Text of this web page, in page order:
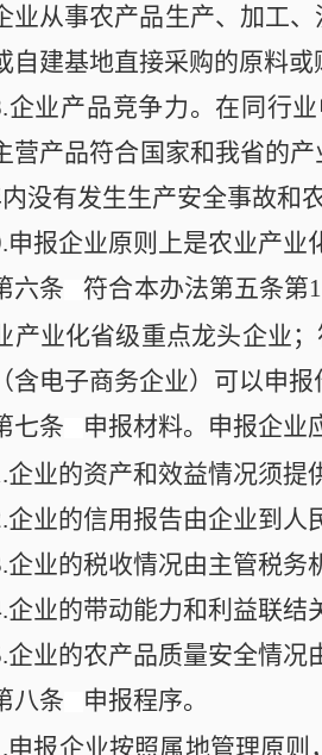
业从事农产品生产、加工
自建基地直接采购的原料
企业产品竞争力。在同行
营产品符合国家和我省的
没有发生生产安全事故和
申报企业原则上是农业产业
六条
符合本办法第五条第
产业化省级重点龙头企业
含电子商务企业）可以申
七条
申报材料。申报企业
企业的资产和效益情况须
企业的信用报告由企业到人
企业的税收情况由主管税务
企业的带动能力和利益联结
企业的农产品质量安全情
八条
申报程序。
申报企业按照属地管理原